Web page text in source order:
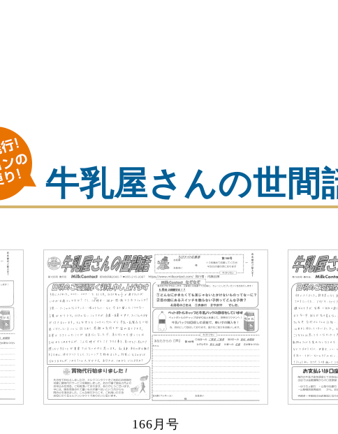
牛乳屋さんの世間
166月号